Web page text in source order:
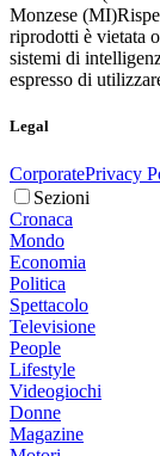
Monzese (MI)
riprodotti è vietata
sistemi di
espresso di
Legal
CorporatePrivacy
Sezioni
Cronaca
Mondo
Economia
Politica
Spettacolo
Televisione
People
Lifestyle
Videogiochi
Donne
Magazine